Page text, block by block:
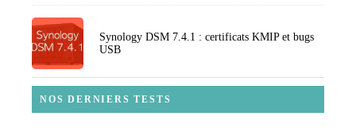
Synology DSM 7.4.1 : certificats KMIP et bugs
USB
NOS DERNIERS TESTS